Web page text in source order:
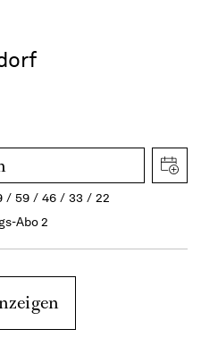
59 46 33
22
Abo 2